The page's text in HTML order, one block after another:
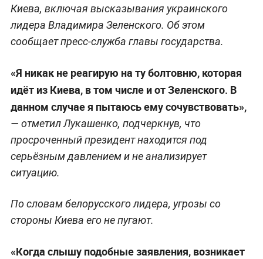
Киева, включая высказывания украинского
лидера Владимира Зеленского. Об этом
сообщает пресс-служба главы государства.
«Я никак не реагирую на ту болтовню, которая
идёт из Киева, в том числе и от Зеленского. В
данном случае я пытаюсь ему сочувствовать»,
— отметил Лукашенко, подчеркнув, что
просроченный президент находится под
серьёзным давлением и не анализирует
ситуацию.
По словам белорусского лидера, угрозы со
стороны Киева его не пугают.
«Когда слышу подобные заявления, возникает